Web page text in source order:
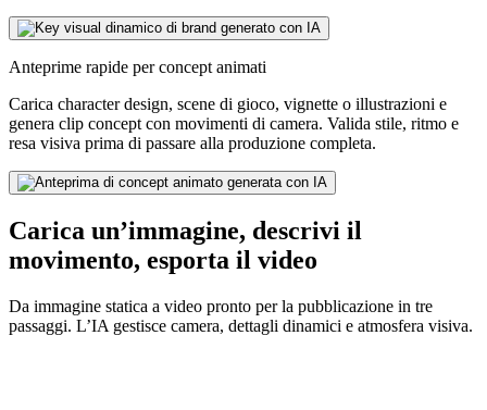
Anteprime rapide per concept animati
Carica character design, scene di gioco, vignette o illustrazioni e
genera clip concept con movimenti di camera. Valida stile, ritmo e
resa visiva prima di passare alla produzione completa.
Carica un’immagine, descrivi il
movimento, esporta il video
Da immagine statica a video pronto per la pubblicazione in tre
passaggi. L’IA gestisce camera, dettagli dinamici e atmosfera visiva.